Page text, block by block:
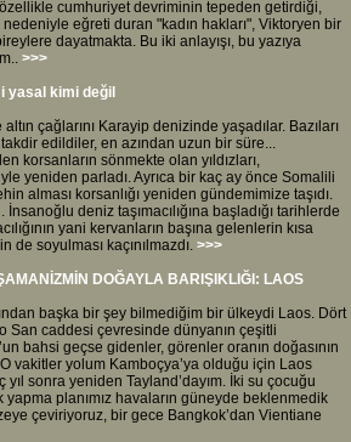
cumhuriyet devriminin tepeden getirdiği,
eğreti duran "kadın hakları", Viktoryen bir
dayatmakta. Bu iki anlayışı, bu yazıya
. >>>
yasal kimi değil
çağlarını Karayip denizinde yaşadılar. Bazıları
edildiler, en azından uzun bir süre...
korsanların sönmekte olan yıldızları,
yeniden parladı. Ayrıca bir kaç ay önce Somalili
alması korsanlığı yeniden gündemimize taşıdı.
deniz taşımacılığına başladığı tarihlerde
yani kervanların başına gelenlerin kısa
soyulması kaçınılmazdı. >>>
DOĞAYLA BARIŞIKLIĞI: LAOS
başka bir şey bilmediğim bir ülkeydi Laos. Dört
San caddesi çevresinde dünyanın çeşitli
bahsi geçse gidenler, görenler oranın doğasının
vakitler yolum Kamboçya’ya olduğu için Laos
sonra yeniden Tayland’dayım. İki su çocuğu
planımız havaların güneyde beklenmedik
çeviriyoruz, bir gece Bangkok’dan Vientiane